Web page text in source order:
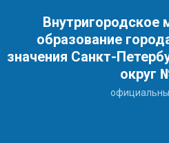
Внутригородское
образование
значения Санкт-
округ